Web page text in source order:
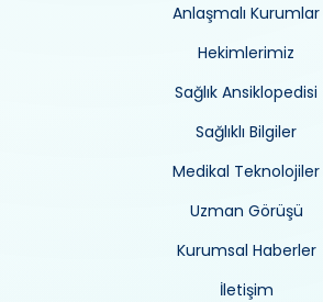
Anlaşmalı Kurumlar
Hekimlerimiz
Sağlık Ansiklopedisi
Sağlıklı Bilgiler
Medikal Teknolojiler
Uzman Görüşü
Kurumsal Haberler
İletişim